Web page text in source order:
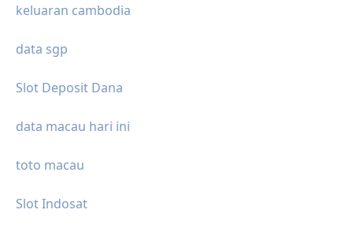
keluaran cambodia
data sgp
Slot Deposit Dana
data macau hari ini
toto macau
Slot Indosat